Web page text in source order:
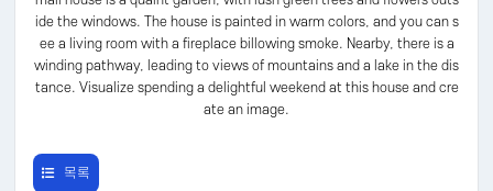
ide the windows. The house is painted in warm colors, and you can s
ee a living room with a fireplace billowing smoke. Nearby, there is a
winding pathway, leading to views of mountains and a lake in the dis
tance. Visualize spending a delightful weekend at this house and cre
ate an image.
목록